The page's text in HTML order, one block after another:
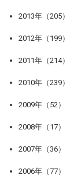
2013年（205）
2012年（199）
2011年（214）
2010年（239）
2009年（52）
2008年（17）
2007年（36）
2006年（77）